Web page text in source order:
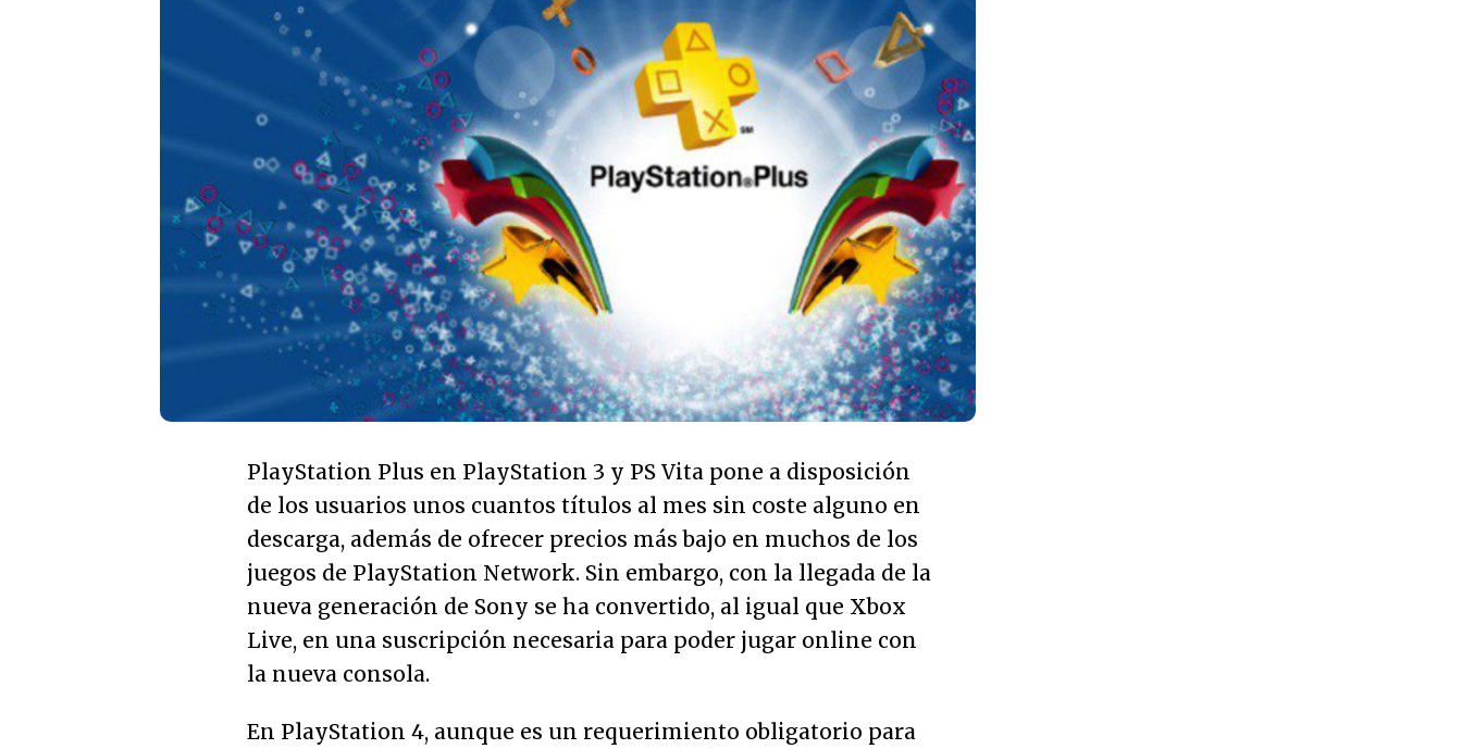
PlayStation Plus en PlayStation 3 y PS Vita pone a disposición
de los usuarios unos cuantos títulos al mes sin coste alguno en
descarga, además de ofrecer precios más bajo en muchos de los
juegos de PlayStation Network. Sin embargo, con la llegada de la
nueva generación de Sony se ha convertido, al igual que Xbox
Live, en una suscripción necesaria para poder jugar online con
la nueva consola.
En PlayStation 4, aunque es un requerimiento obligatorio para